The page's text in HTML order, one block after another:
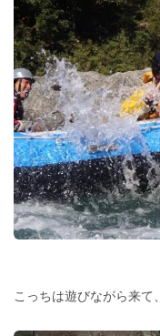
こっちは遊びながら来て、